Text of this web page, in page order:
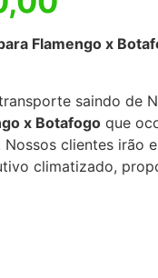
x
saindo de
x Botafogoque
clientes irão
climatizado,